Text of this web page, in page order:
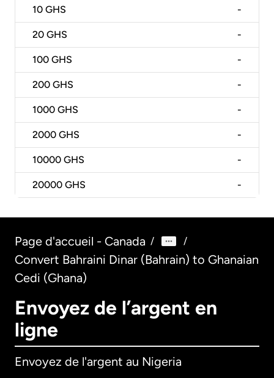
10 GHS -
20 GHS -
100 GHS -
200 GHS -
1000 GHS -
2000 GHS -
10000 GHS -
20000 GHS -
Page d'accueil - Canada / /
Convert Bahraini Dinar (Bahrain) to Ghanaian
Cedi (Ghana)
Envoyez de l’argent en
ligne
Envoyez de l'argent au Nigeria